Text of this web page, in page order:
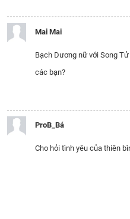
Mai Mai
Bạch Dương nữ với Song
các bạn?
ProB_Bá
Cho hỏi tình yêu của thiên